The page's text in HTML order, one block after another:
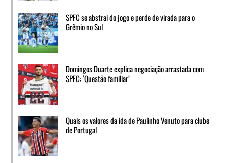
SPFC se abstrai do jogo e perde de virada para o
Grêmio no Sul
Domingos Duarte explica negociação arrastada com
SPFC: ‘Questão familiar’
Quais os valores da ida de Paulinho Venuto para clube
de Portugal